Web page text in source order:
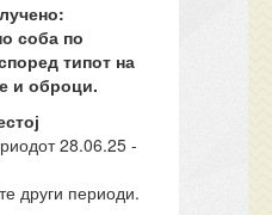
соба по
типот на
и оброци.
28.06.25 -
други периоди.